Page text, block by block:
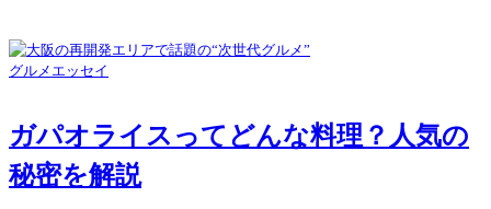
グルメエッセイ
ガパオライスってどんな料理？人気の
秘密を解説